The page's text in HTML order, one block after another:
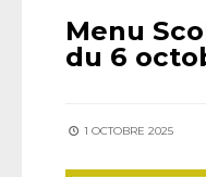
Menu
du 6
1 OCTOBRE 2025